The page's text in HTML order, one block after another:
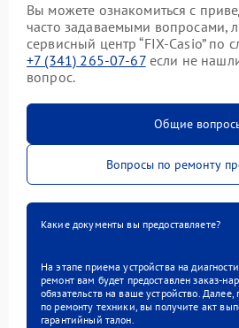
Вы можете ознакомиться с
часто задаваемыми вопросами,
сервисный центр “FIX-Casio” по
+7 (341) 265-07-67если не
вопрос.
Общие
Вопросы по ремонту
Какие документы вы предоставляете?
На этапе приема устройства на
ремонт вам будет предоставлен заказ-
обязательств на ваше устройство.
по ремонту техники, вы получите акт
гарантийный талон.